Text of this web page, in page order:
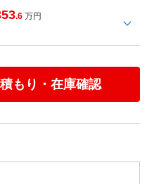
.6 万円
もり・在庫確認